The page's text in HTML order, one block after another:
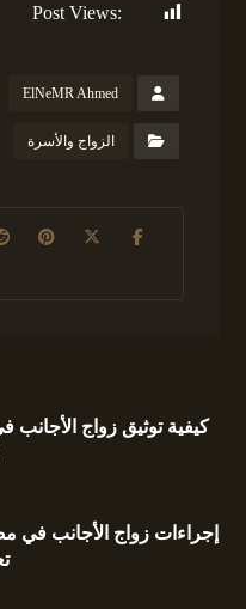
Post Views:
ElNeMR Ahmed
الزواج والأسرة
إجراءات زواج الأجانب